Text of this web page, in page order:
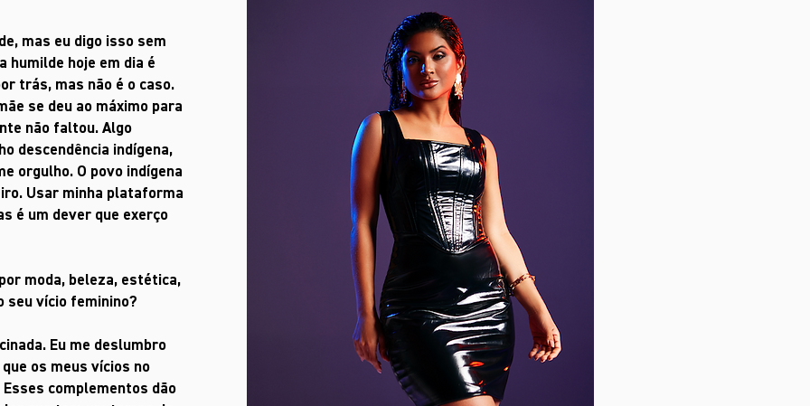
mas eu digo isso sem
humilde hoje em dia é
trás, mas não é o caso.
se deu ao máximo para
não faltou. Algo
descendência indígena,
orgulho. O povo indígena
Usar minha plataforma
é um dever que exerço
moda, beleza, estética,
seu vício feminino?
Eu me deslumbro
os meus vícios no
complementos dão